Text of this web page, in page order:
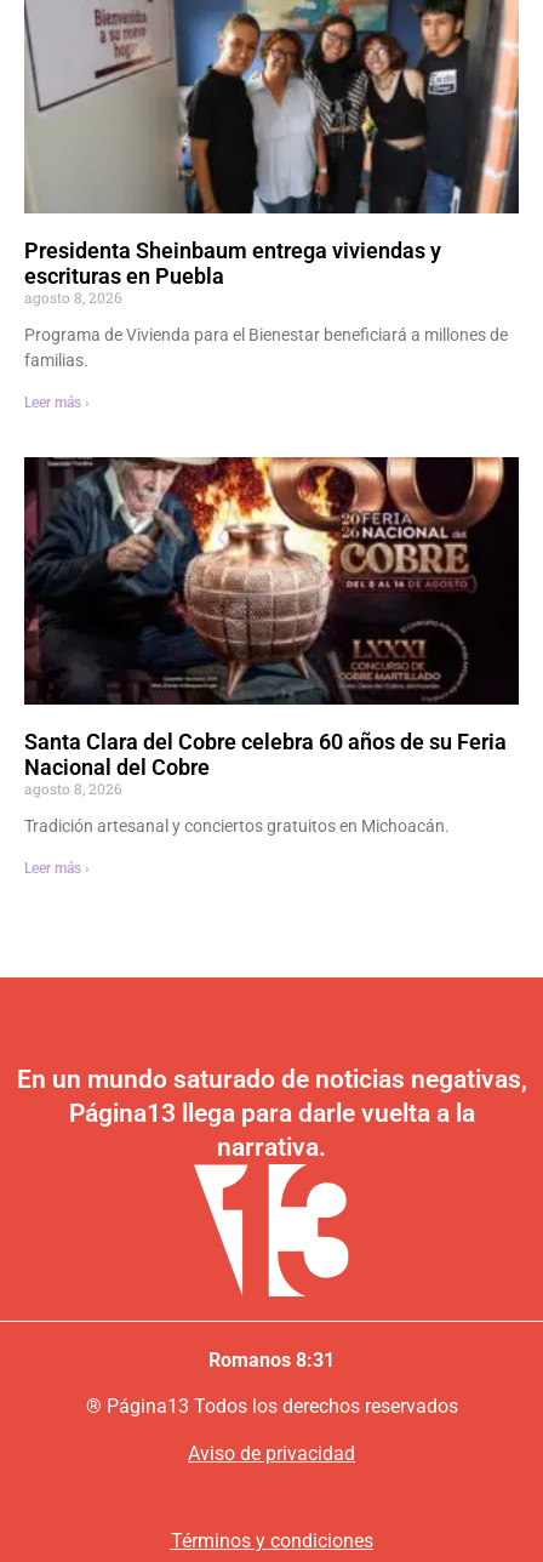
Presidenta Sheinbaum entrega viviendas y
escrituras en Puebla
agosto 8, 2026
Programa de Vivienda para el Bienestar beneficiará a millones de
familias.
Leer más ›
Santa Clara del Cobre celebra 60 años de su Feria
Nacional del Cobre
agosto 8, 2026
Tradición artesanal y conciertos gratuitos en Michoacán.
Leer más ›
En un mundo saturado de noticias negativas,
Página13 llega para darle vuelta a la
narrativa.
Romanos 8:31
® Página13 Todos los derechos reservados
Aviso de privacidad
Términos y condiciones